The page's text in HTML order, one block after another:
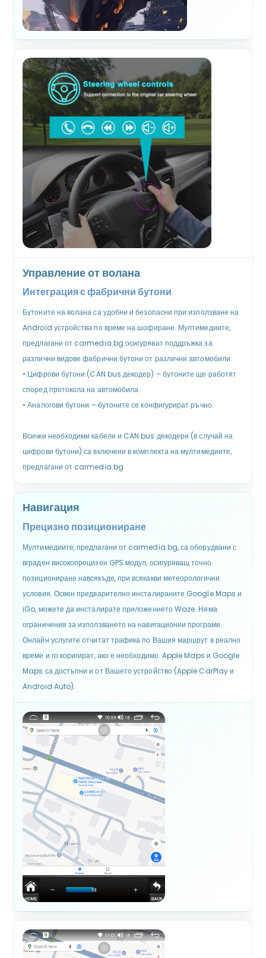
Управление от волана
Интеграция с фабрични бутони
Бутоните на волана са удобни и безопасни при използване на
Android устройства по време на шофиране. Мултимедиите,
предлагани от carmedia.bg осигуряват поддръжка за
различни видове фабрични бутони от различни автомобили:
• Цифрови бутони (CAN bus декодер) – бутоните ще работят
според протокола на автомобила.
• Аналогови бутони – бутоните се конфигурират ръчно.
Всички необходими кабели и CAN bus декодери (в случай на
цифрови бутони) са включени в комплекта на мултимедиите,
предлагани от carmedia.bg
Навигация
Прецизно позициониране
Мултимедиите, предлагани от carmedia.bg, са оборудвани с
вграден високопрецизен GPS модул, осигуряващ точно
позициониране навсякъде, при всякакви метеорологични
условия. Освен предварително инсталираните Google Maps и
iGo, можете да инсталирате приложението Waze. Няма
ограничения за използването на навигационни програми.
Онлайн услугите отчитат трафика по Вашия маршрут в реално
време и го коригират, ако е необходимо. Apple Maps и Google
Maps са достъпни и от Вашето устройство (Apple CarPlay и
Android Auto).